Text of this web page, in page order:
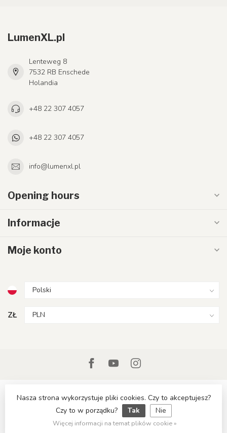
LumenXL.pl
Lenteweg 8
7532 RB Enschede
Holandia
+48 22 307 4057
+48 22 307 4057
info@lumenxl.pl
Opening hours
Informacje
Moje konto
ZŁ
© Copyright 2026 LumenXL.pl
Nasza strona wykorzystuje pliki cookies. Czy to akceptujesz?
Czy to w porządku?
Tak Nie
Więcej informacji na temat plików cookie »